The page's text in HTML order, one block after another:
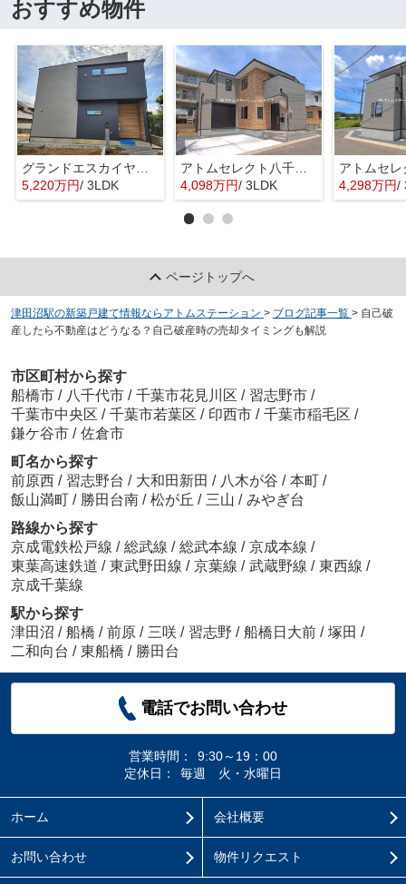
おすすめ物件
5,220万円/ 3LDK
アトムセレクト八千代市勝田台南５期1号棟
4,098万円/ 3LDK 4,298万円/
ページトップへ
津田沼駅の新築戸建て情報ならアトムステーション > ブログ記事一覧 > 自己破
産したら不動産はどうなる？自己破産時の売却タイミングも解説
市区町村から探す
船橋市 / 八千代市 / 千葉市花見川区 / 習志野市 /
千葉市中央区 / 千葉市若葉区 / 印西市 / 千葉市稲毛区 /
鎌ケ谷市 / 佐倉市
町名から探す
前原西 / 習志野台 / 大和田新田 / 八木が谷 / 本町 /
飯山満町 / 勝田台南 / 松が丘 / 三山 / みやぎ台
路線から探す
京成電鉄松戸線 / 総武線 / 総武本線 / 京成本線 /
東葉高速鉄道 / 東武野田線 / 京葉線 / 武蔵野線 / 東西線 /
京成千葉線
駅から探す
津田沼 / 船橋 / 前原 / 三咲 / 習志野 / 船橋日大前 / 塚田 /
二和向台 / 東船橋 / 勝田台
電話でお問い合わせ
営業時間：
9:30～19：00
定休日：
毎週 火・水曜日
ホーム 会社概要
お問い合わせ 物件リクエスト